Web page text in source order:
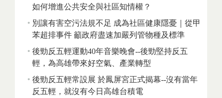
如何增進公共安全與社區知情權？
別讓有害空污法規不足 成為社區健康隱憂｜從甲
苯超排事件 籲政府盡速加嚴列管物種及標準
後勁反五輕運動40年音樂晚會--後勁堅持反五
輕，為高雄帶來好空氣、產業轉型
後勁反五輕常設展 於鳳屏宮正式揭幕--沒有當年
反五輕，就沒有今日高雄台積電